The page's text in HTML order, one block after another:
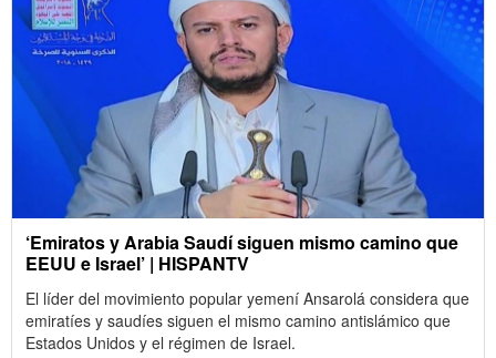
‘Emiratos y Arabia Saudí siguen mismo camino que
EEUU e Israel’ | HISPANTV
El líder del movimiento popular yemení Ansarolá considera que
emiratíes y saudíes siguen el mismo camino antislámico que
Estados Unidos y el régimen de Israel.